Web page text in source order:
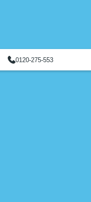
0120-275-553